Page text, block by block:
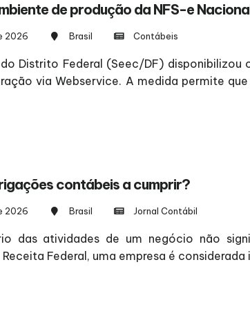
de produção da NFS-e
2026 Brasil Contábeis
Distrito Federal (Seec/DF)
via Webservice. A medida permite
contábeis a cumprir?
2026 Brasil Jornal Contábil
das atividades de um negócio não
Federal, uma empresa é